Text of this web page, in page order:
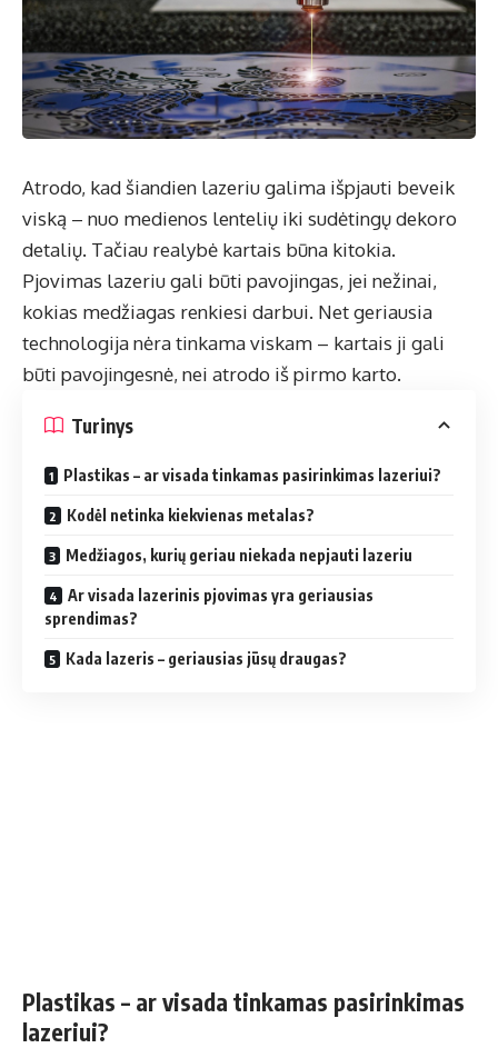
Atrodo, kad šiandien lazeriu galima išpjauti beveik
viską – nuo medienos lentelių iki sudėtingų dekoro
detalių. Tačiau realybė kartais būna kitokia.
Pjovimas lazeriu gali būti pavojingas, jei nežinai,
kokias medžiagas renkiesi darbui. Net geriausia
technologija nėra tinkama viskam – kartais ji gali
būti pavojingesnė, nei atrodo iš pirmo karto.
Turinys
Plastikas – ar visada tinkamas pasirinkimas lazeriui?
Kodėl netinka kiekvienas metalas?
Medžiagos, kurių geriau niekada nepjauti lazeriu
Ar visada lazerinis pjovimas yra geriausias
sprendimas?
Kada lazeris – geriausias jūsų draugas?
Plastikas – ar visada tinkamas pasirinkimas
lazeriui?